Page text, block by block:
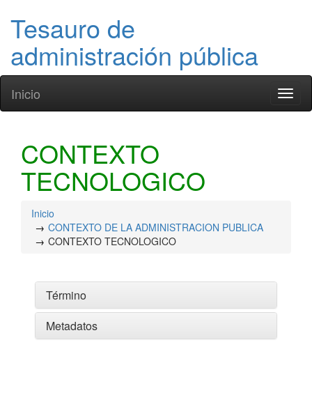
Tesauro de
administración pública
Inicio
CONTEXTO
TECNOLOGICO
Inicio
CONTEXTO DE LA ADMINISTRACION PUBLICA
CONTEXTO TECNOLOGICO
Término
Metadatos